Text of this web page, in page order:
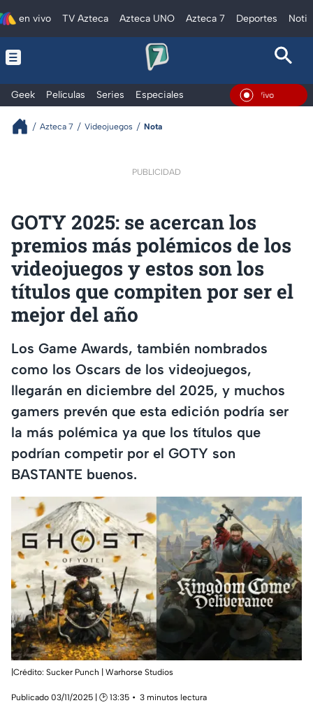
en vivo TV Azteca Azteca UNO Azteca 7 Deportes
Geek Películas Series Especiales En
Azteca 7 Videojuegos Nota
PUBLICIDAD
GOTY 2025: se acercan los
premios más polémicos de los
videojuegos y estos son los
títulos que compiten por ser el
mejor del año
Los Game Awards, también nombrados
como los Oscars de los videojuegos,
llegarán en diciembre del 2025, y muchos
gamers prevén que esta edición podría ser
la más polémica ya que los títulos que
podrían competir por el GOTY son
BASTANTE buenos.
|Crédito: Sucker Punch | Warhorse Studios
Publicado 03/11/2025 | 🕑 13:35
3 minutos lectura